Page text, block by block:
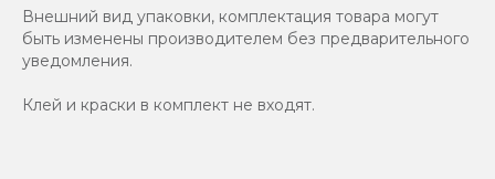
Внешний вид упаковки, комплектация товара могут
быть изменены производителем без предварительного
уведомления.
Клей и краски в комплект не входят.